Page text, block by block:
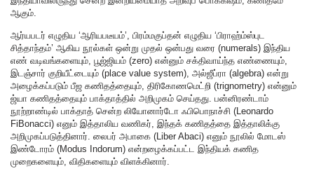
ஆகும்.
ஆர்யபடர் எழுதிய ‘ஆரியபடீயம்’, பிரம்மகுப்தன் எழுதிய ‘பிராஹ்ம்ஸ்புட
சித்தாந்தம்’ ஆகிய நூல்கள் ஒன்று முதல் ஒன்பது வரை (numerals) இந்திய
எண் வடிவங்களையும், பூஜ்ஜியம் (zero) என்னும் சக்திவாய்ந்த எண்ணையும்,
இடஞ்சார் குறியீட்டையும் (place value system), அல்ஜீப்ரா (algebra) என்று
அழைக்கப்படும் பீஜ கணிதத்தையும், திரிகோணமெட்றி (trignometry) என்னும்
ஜ்யா கணிதத்தையும் பாக்தாத்தில் அறிமுகம் செய்தது. பன்னிரண்டாம்
நூற்றாண்டில் பாக்தாத் சென்ற லியோனார்டோ ஃபிபொநாச்சி (Leonardo
FiBonacci) எனும் இத்தாலிய வணிகர், இந்தக் கணிதத்தை இத்தாலிக்கு
அறிமுகப்படுத்தினார். லைபர் அபாகை (Liber Abaci) எனும் நூலில் மோடஸ்
இண்டோரம் (Modus Indorum) என்றழைக்கப்பட்ட இந்தியக் கணித
முறைகளையும், விதிகளையும் விளக்கினார்.